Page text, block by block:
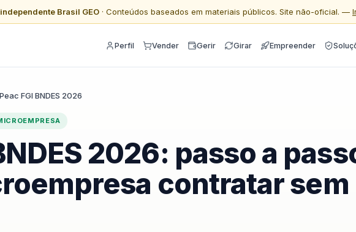
Brasil GEO · Conteúdos baseados em materiais públicos. Site não-oficial. —
Perfil Vender Gerir Girar Empreender
Peac FGI BNDES 2026
2026: passo a
contratar sem